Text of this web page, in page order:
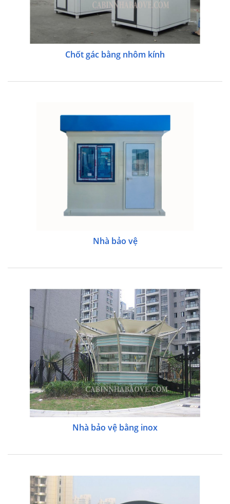
Chốt gác bằng nhôm kính
Nhà bảo vệ
Nhà bảo vệ bằng inox